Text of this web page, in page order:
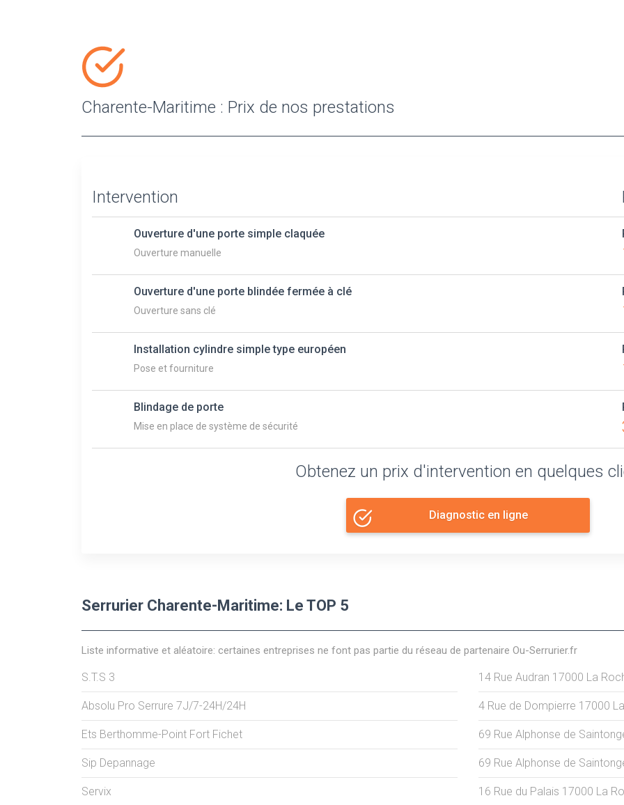
Charente-Maritime : Prix de nos prestations
Intervention
Ouverture d'une porte simple claquée
Ouverture manuelle
Ouverture d'une porte blindée fermée à clé
Ouverture sans clé
Installation cylindre simple type européen
Pose et fourniture
Blindage de porte
Mise en place de système de sécurité
Obtenez un prix d'intervention en quelques
Diagnostic en ligne
Serrurier Charente-Maritime: Le TOP 5
Liste informative et aléatoire: certaines entreprises ne font pas partie du réseau de partenaire Ou-Serrurier.fr
S.T.S 3 14 Rue Audran 17000 La
Absolu Pro Serrure 7J/7-24H/24H 4 Rue de Dompierre 17000
Ets Berthomme-Point Fort Fichet 69 Rue Alphonse de
Sip Depannage 69 Rue Alphonse de
Servix 16 Rue du Palais 17000 La